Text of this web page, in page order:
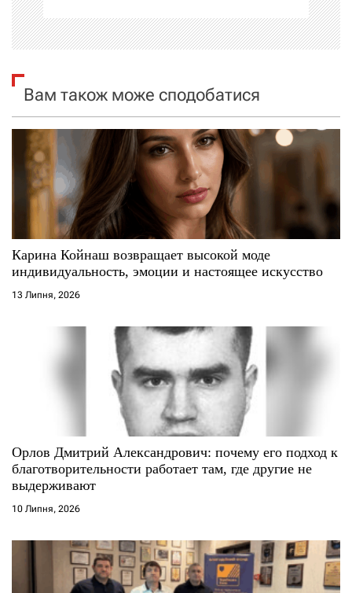
і
а
п
с
і
в
Вам також може сподобатися
Карина Койнаш возвращает высокой моде
индивидуальность, эмоции и настоящее искусство
13 Липня, 2026
Орлов Дмитрий Александрович: почему его подход к
благотворительности работает там, где другие не
выдерживают
10 Липня, 2026